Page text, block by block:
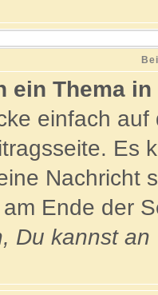
ein Thema
einfach
Es
Nachricht
Ende der
Du kannst